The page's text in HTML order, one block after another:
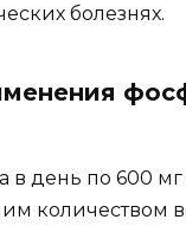
болезнях.
в день по 600
количеством